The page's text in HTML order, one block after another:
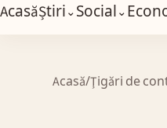
AcasăȘtiri⌄Social⌄
Acasă/Ţigări de